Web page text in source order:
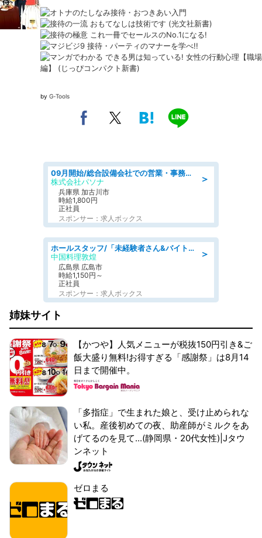
by G-Tools
＞
09月開始/総合設備会社での営業・事務のお仕事/車通勤可/賞与あり/営業/営業事務
株式会社パソナ
兵庫県 加古川市
時給1,800円
正社員
スポンサー：求人ボックス
＞
ホールスタッフ/「未経験者さん&バイトデビューも大歓迎」残業ほぼなし×1日3時間〜勤務OK!フォロー体制も充実/広島県/広島市南区
中国料理敦煌
広島県 広島市
時給1,150円～
正社員
スポンサー：求人ボックス
姉妹サイト
【かつや】人気メニューが税抜150円引き&ご
飯大盛り無料!お得すぎる「感謝祭」は8月14
日まで開催中。
「多指症」で生まれた娘と、受け止められな
い私。産後初めての夜、助産師がミルクをあ
げてるのを見て...(静岡県・20代女性)|Jタウ
ンネット
ゼロまる